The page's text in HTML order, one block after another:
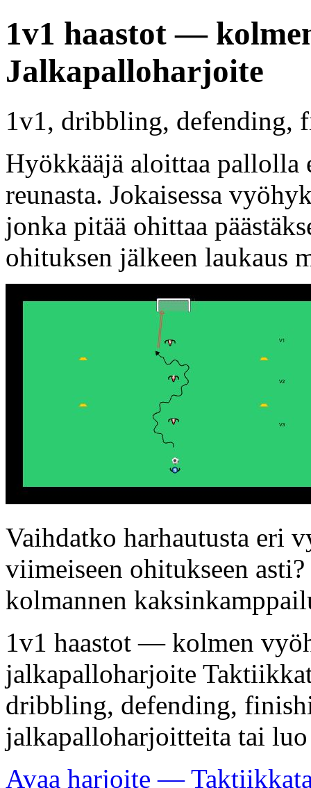
1v1 haastot —
Jalkapalloharjoite
1v1, dribbling, defending,
Hyökkääjä aloittaa pallolla
reunasta. Jokaisessa
jonka pitää ohittaa
ohituksen jälkeen laukaus
Vaihdatko harhautusta eri
viimeiseen ohitukseen
kolmannen
1v1 haastot — kolmen
jalkapalloharjoite
dribbling, defending,
jalkapalloharjoitteita tai
Avaa harjoite —